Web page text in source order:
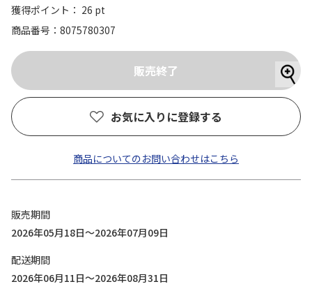
獲得ポイント： 26 pt
商品番号
8075780307
お気に入りに登録する
商品についてのお問い合わせはこちら
販売期間
2026年05月18日～2026年07月09日
配送期間
2026年06月11日～2026年08月31日